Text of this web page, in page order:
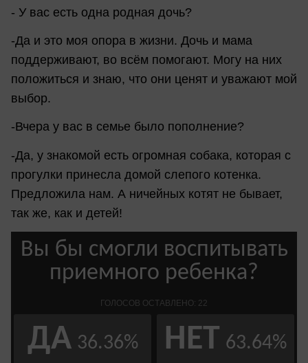
- У вас есть одна родная дочь?
-Да и это моя опора в жизни. Дочь и мама
поддерживают, во всём помогают. Могу на них
положиться и знаю, что они ценят и уважают мой
выбор.
-Вчера у вас в семье было пополнение?
-Да, у знакомой есть огромная собака, которая с
прогулки принесла домой слепого котенка.
Предложила нам. А ничейных котят не бывает,
так же, как и детей!